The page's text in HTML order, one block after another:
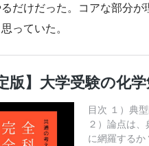
だけだった。コアな部分が
っていた。